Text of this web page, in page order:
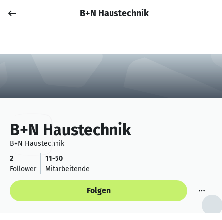
Anmelden
B+N Haustechnik
B+N Haustechnik
B+N Haustechnik
2
Follower
11-50
Mitarbeitende
Folgen